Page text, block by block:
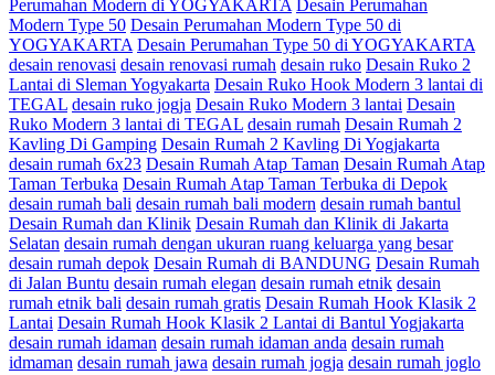
Perumahan Modern di YOGYAKARTA Desain Perumahan
Modern Type 50 Desain Perumahan Modern Type 50 di
YOGYAKARTA Desain Perumahan Type 50 di YOGYAKARTA
desain renovasi desain renovasi rumah desain ruko Desain Ruko 2
Lantai di Sleman Yogyakarta Desain Ruko Hook Modern 3 lantai di
TEGAL desain ruko jogja Desain Ruko Modern 3 lantai Desain
Ruko Modern 3 lantai di TEGAL desain rumah Desain Rumah 2
Kavling Di Gamping Desain Rumah 2 Kavling Di Yogjakarta
desain rumah 6x23 Desain Rumah Atap Taman Desain Rumah Atap
Taman Terbuka Desain Rumah Atap Taman Terbuka di Depok
desain rumah bali desain rumah bali modern desain rumah bantul
Desain Rumah dan Klinik Desain Rumah dan Klinik di Jakarta
Selatan desain rumah dengan ukuran ruang keluarga yang besar
desain rumah depok Desain Rumah di BANDUNG Desain Rumah
di Jalan Buntu desain rumah elegan desain rumah etnik desain
rumah etnik bali desain rumah gratis Desain Rumah Hook Klasik 2
Lantai Desain Rumah Hook Klasik 2 Lantai di Bantul Yogjakarta
desain rumah idaman desain rumah idaman anda desain rumah
idmaman desain rumah jawa desain rumah jogja desain rumah joglo